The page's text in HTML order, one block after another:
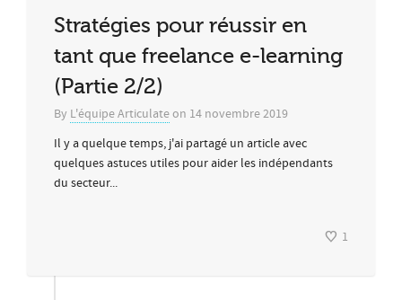
Stratégies pour réussir en
tant que freelance e-learning
(Partie 2/2)
By L'équipe Articulateon 14 novembre 2019
Il y a quelque temps, j'ai partagé un article avec
quelques astuces utiles pour aider les indépendants
du secteur...
1